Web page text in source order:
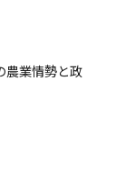
農業情勢と政